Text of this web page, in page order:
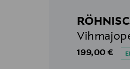
Original
199,00 €